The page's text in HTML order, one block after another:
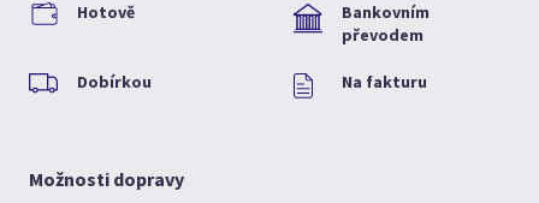
Hotově
Bankovním
převodem
Dobírkou Na fakturu
Možnosti dopravy